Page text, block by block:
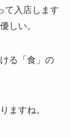
て入店します
しい。
る「食」の
ますね。